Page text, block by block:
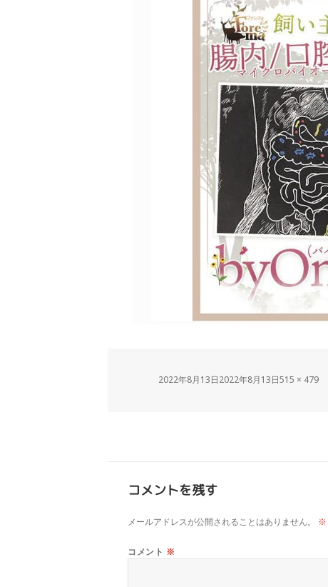
2022年8月13日2022年8月13日515 × 479
コメントを残す
メールアドレスが公開されることはありません。 ※
コメント ※